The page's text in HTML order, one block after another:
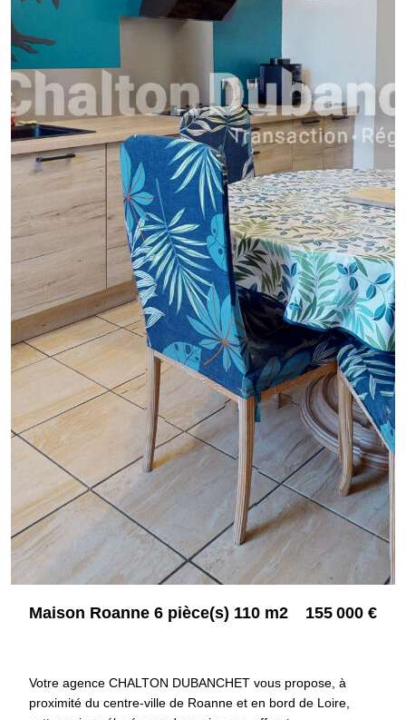
Maison Roanne 6 pièce(s) 110 m2 155 000 €
Votre agence CHALTON DUBANCHET vous propose, à
proximité du centre-ville de Roanne et en bord de Loire,